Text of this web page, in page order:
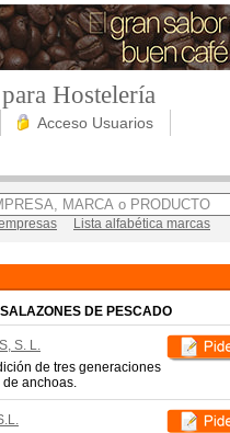
para Hostelería
Acceso Usuarios
Lista alfabética marcas
DE PESCADO
S. L.
de tres generaciones
anchoas.